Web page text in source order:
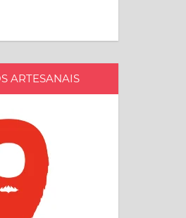
ARTESANAIS